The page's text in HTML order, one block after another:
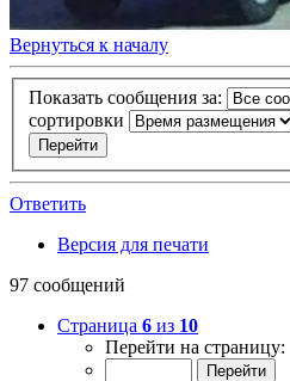
Вернуться к началу
Показать сообщения за:
сортировки
Ответить
Версия для печати
97 сообщений
Страница 6 из 10
Перейти на страницу: